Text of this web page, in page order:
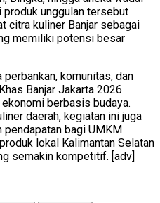
unggulan tersebut
citra kuliner Banjar sebagai
memiliki potensi besar
komunitas, dan
Banjar Jakarta 2026
berbasis budaya.
daerah, kegiatan ini juga
pendapatan bagi UMKM
lokal Kalimantan Selatan
semakin kompetitif. [adv]